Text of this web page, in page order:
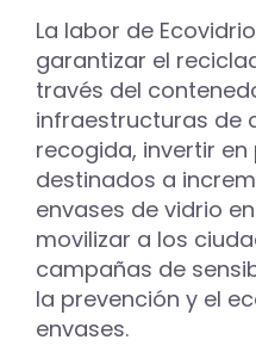
La labor de
garantizar el
través del
infraestructuras de
recogida, invertir
destinados a
envases de vidrio
movilizar a los
campañas de
la prevención y el
envases.